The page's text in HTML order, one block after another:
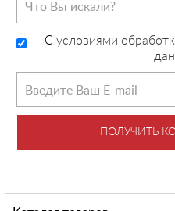
C условиями
ПОЛУЧИТЬ